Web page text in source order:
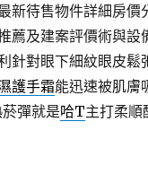
新待售物件詳細房價
薦及建案評價術與設
針對眼下細紋眼皮鬆
護手霜能迅速被肌膚
彈就是哈T主打柔順